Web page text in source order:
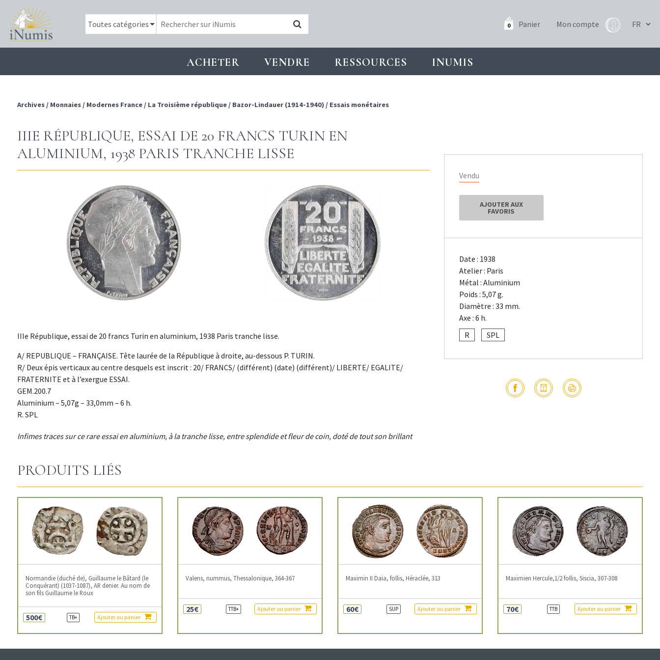
0 Panier Mon compte
ACHETER VENDRE RESSOURCES INUMIS
Archives / Monnaies / Modernes France / La Troisième république / Bazor-Lindauer (1914-1940) / Essais monétaires
IIIE RÉPUBLIQUE, ESSAI DE 20 FRANCS TURIN EN
ALUMINIUM, 1938 PARIS TRANCHE LISSE
IIIe République, essai de 20 francs Turin en aluminium, 1938 Paris tranche lisse.
A/ REPUBLIQUE – FRANÇAISE. Tête laurée de la République à droite, au-dessous P. TURIN.
R/ Deux épis verticaux au centre desquels est inscrit : 20/ FRANCS/ (différent) (date) (différent)/ LIBERTE/ EGALITE/
FRATERNITE et à l’exergue ESSAI.
GEM.200.7
Aluminium – 5,07g – 33,0mm – 6 h.
R. SPL
Infimes traces sur ce rare essai en aluminium, à la tranche lisse, entre splendide et fleur de coin, doté de tout son brillant
Vendu
AJOUTER AUX
FAVORIS
Date : 1938
Atelier : Paris
Métal : Aluminium
Poids : 5,07 g.
Diamètre : 33 mm.
Axe : 6 h.
R
SPL
PRODUITS LIÉS
Normandie (duché de), Guillaume le Bâtard (le
Conquérant) (1037-1087), AR denier. Au nom de
son fils Guillaume le Roux
500€ TB+ Ajouter au panier
Valens, nummus, Thessalonique, 364-367
25€ TTB+ Ajouter au panier
Maximin II Daia, follis, Héraclée, 313
60€ SUP Ajouter au panier
Maximien Hercule,1/2 follis, Siscia, 307-308
70€ TTB Ajouter au panier